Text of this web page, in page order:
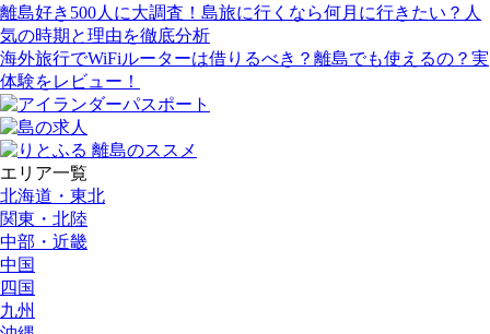
離島好き500人に大調査！島旅に行くなら何月に行きたい？人
気の時期と理由を徹底分析
海外旅行でWiFiルーターは借りるべき？離島でも使えるの？実
体験をレビュー！
エリア一覧
北海道・東北
関東・北陸
中部・近畿
中国
四国
九州